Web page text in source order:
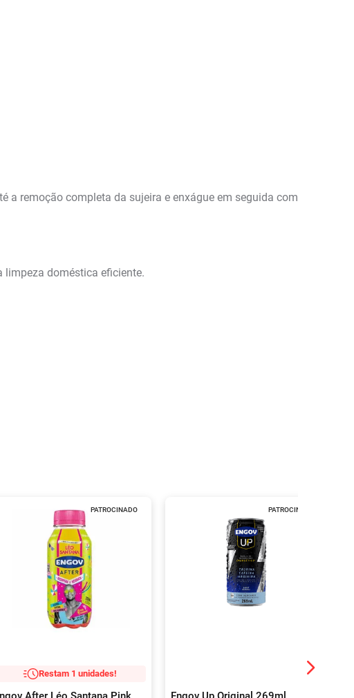
a remoção completa da sujeira e enxágue em seguida com
limpeza doméstica eficiente.
PATROCINADO
Restam 1 unidades!
PATROCINADO